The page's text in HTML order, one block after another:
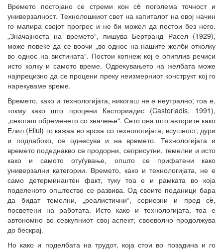
Времето постојано се стреми кон сè поголема точност и
универзалност. Технолошкиот свет на капиталот на овој начин
го мапира својот прогрес и не би можел да постои без него.
„Значајноста на времето“, пишува Бертранд Расел (1929),
може повеќе да се воочи „во однос на нашите желби отколку
во однос на вистината“. Постои копнеж кој е опиплив речиси
исто колку и самото време. Одрекувањето на желбата може
најпрецизно да се процени преку неизмерниот конструкт кој го
нарекуваме време.
Времето, како и технологијата, никогаш не е неутрално; тоа е,
токму како што процени Касториадис (Castoriadis, 1991),
„секогаш обременето со значење“. Сето она што авторите како
Елил (Ellul) го кажаа во врска со технологијата, всушност, дури
и подлабоко, се однесува и на времето. Технологијата и
времето подеднакво се продорни, сеприсутни, темелни и исто
како и самото отуѓување, општо се прифатени како
универзални категории. Времето, како и технологијата, не е
само детерминантен факт, туку тоа е и рамката во која
поделеното општество се развива. Од своите поданици бара
да бидат темелни, „реалистични“, сериозни и пред сè,
посветени на работата. Исто како и технологијата, тоа е
автономно во севкупниот свој аспект; своеволно продолжува
до бескрај.
Но како и поделбата на трудот, која стои во позадина и го